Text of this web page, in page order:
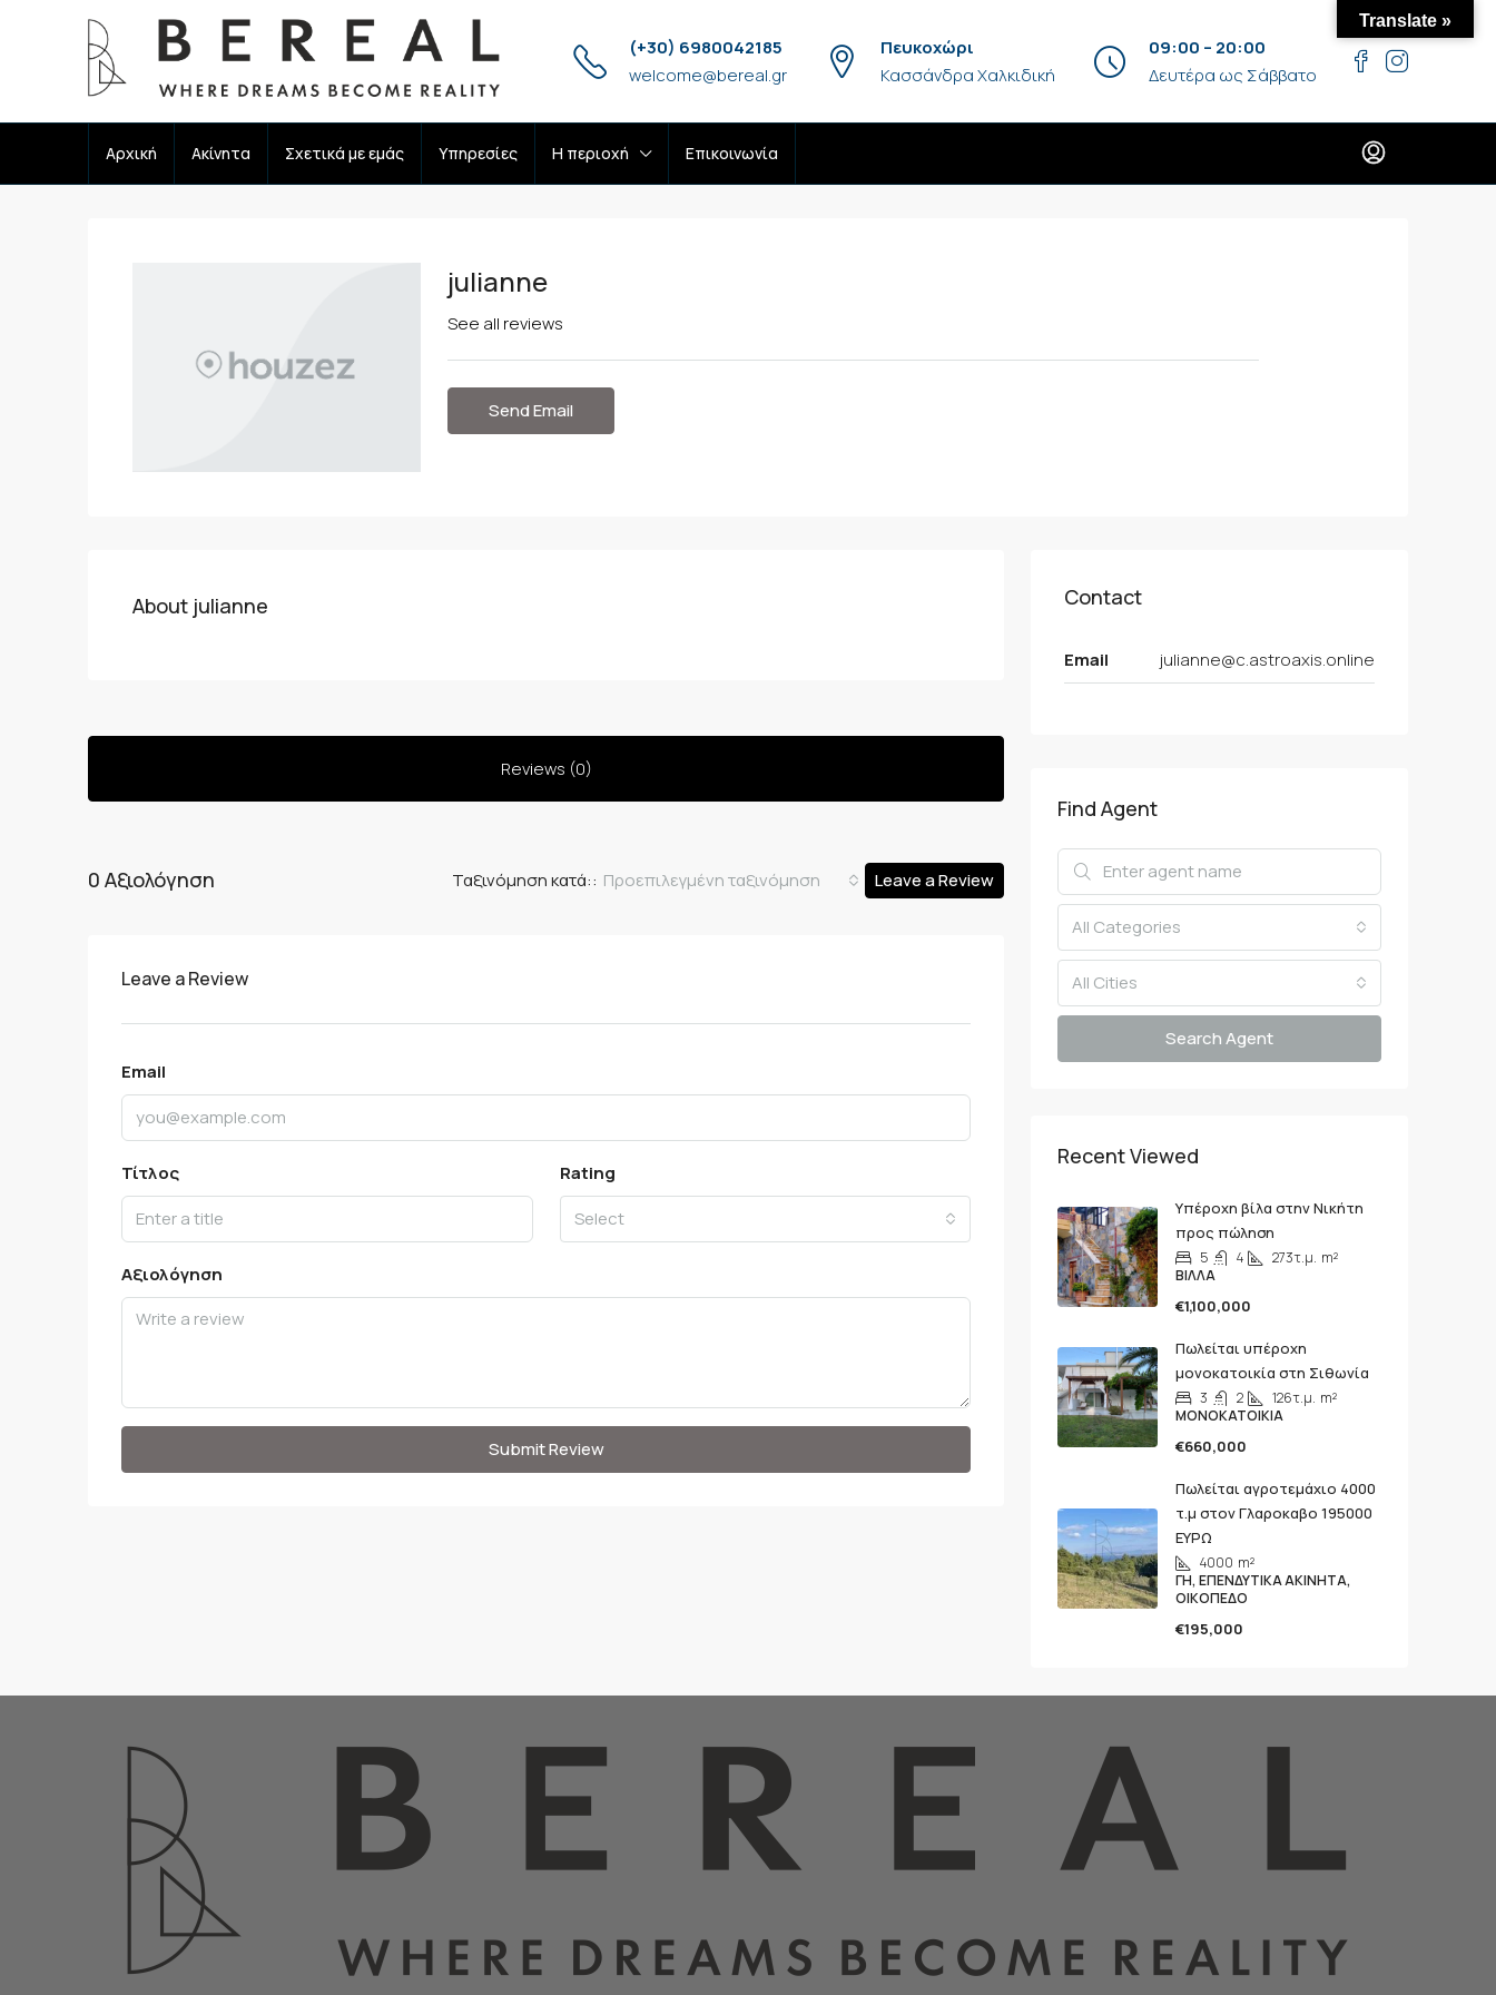
(+30) 6980042185
welcome@bereal.gr
Πευκοχώρι
Κασσάνδρα Χαλκιδική
09:00 – 20:00
Δευτέρα ως Σάββατο
Αρχική Ακίνητα Σχετικά με εμάς Υπηρεσίες H περιοχή Επικοινωνία
julianne
See all reviews
Send Email
About julianne
Reviews (0)
0 Αξιολόγηση Ταξινόμηση κατά:: Προεπιλεγμένη ταξινόμηση Leave a Review
Leave a Review
Email
Τίτλος
Rating
Select
Αξιολόγηση
Submit Review
Contact
Email julianne@c.astroaxis.online
Find Agent
All Categories
All Cities
Search Agent
Recent Viewed
Υπέροχη βίλα στην Νικήτη
προς πώληση
5 4 273τ.μ. m²
ΒΊΛΛΑ
€1,100,000
Πωλείται υπέροχη
μονοκατοικία στη Σιθωνία
3 2 126τ.μ. m²
ΜΟΝΟΚΑΤΟΙΚΊΑ
€660,000
Πωλείται αγροτεμάχιο 4000
τ.μ στον Γλαροκαβο 195000
ΕΥΡΩ
4000 m²
ΓΗ, ΕΠΕΝΔΥΤΙΚΆ ΑΚΊΝΗΤΑ,
ΟΙΚΌΠΕΔΟ
€195,000
Translate »